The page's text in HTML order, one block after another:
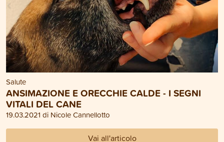
Salute
ANSIMAZIONE E ORECCHIE CALDE - I SEGNI
VITALI DEL CANE
19.03.2021 di Nicole Cannellotto
Vai all'articolo